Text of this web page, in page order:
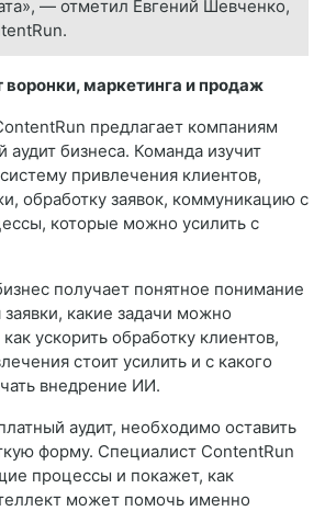
— отметил Евгений Шевченко,
воронки, маркетинга и продаж
предлагает компаниям
аудит бизнеса. Команда изучит
привлечения клиентов,
обработку заявок, коммуникацию с
которые можно усилить с
получает понятное понимание
заявки, какие задачи можно
ускорить обработку клиентов,
стоит усилить и с какого
внедрение ИИ.
аудит, необходимо оставить
форму. Специалист ContentRun
процессы и покажет, как
может помочь именно